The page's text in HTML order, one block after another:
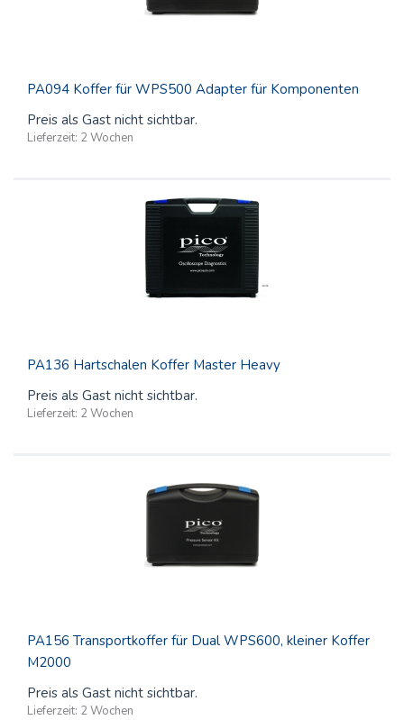
PA094 Koffer für WPS500 Adapter für Komponenten
Preis als Gast nicht sichtbar.
Lieferzeit: 2 Wochen
PA136 Hartschalen Koffer Master Heavy
Preis als Gast nicht sichtbar.
Lieferzeit: 2 Wochen
PA156 Transportkoffer für Dual WPS600, kleiner Koffer
M2000
Preis als Gast nicht sichtbar.
Lieferzeit: 2 Wochen